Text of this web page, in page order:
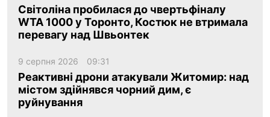
Світоліна пробилася до чвертьфіналу
WTA 1000 у Торонто, Костюк не втримала
перевагу над Швьонтек
9 серпня 2026 09:31
Реактивні дрони атакували Житомир: над
містом здійнявся чорний дим, є
руйнування